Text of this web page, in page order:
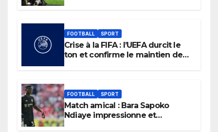
FOOTBALL SPORT
Crise à la FIFA : l’UEFA durcit le
ton et confirme le maintien de
FOOTBALL SPORT
Match amical : Bara Sapoko
Ndiaye impressionne et